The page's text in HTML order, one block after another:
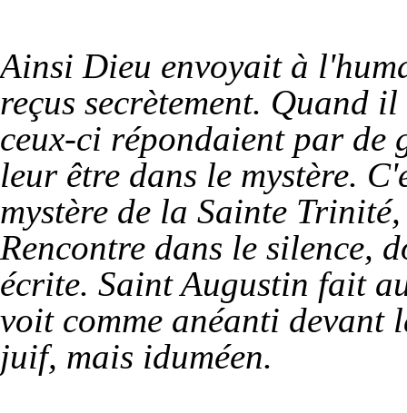
Ainsi Dieu envoyait à
reçus secrètement. Quand
ceux-ci répondaient par de
leur être dans le mystère.
mystère de la Sainte
Rencontre dans le silence,
écrite. Saint Augustin fait
voit comme anéanti devant
juif, mais iduméen.